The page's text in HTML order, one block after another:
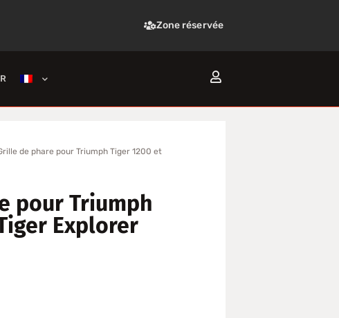
Zone réservée
de phare pour Triumph Tiger 1200 et
pour Triumph
Explorer